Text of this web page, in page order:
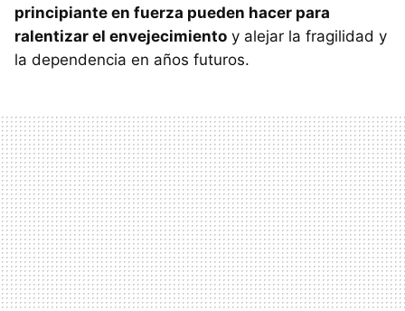
principiante en fuerza pueden hacer para
ralentizar el envejecimiento y alejar la fragilidad y
la dependencia en años futuros.